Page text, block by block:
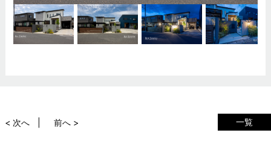
一覧
< 次へ 前へ >